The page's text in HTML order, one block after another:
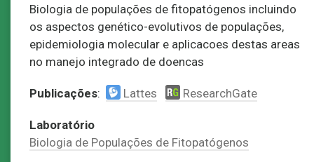
Biologia de populações de fitopatógenos incluindo
os aspectos genético-evolutivos de populações,
epidemiologia molecular e aplicacoes destas areas
no manejo integrado de doencas
Publicações: Lattes ResearchGate
Laboratório
Biologia de Populações de Fitopatógenos